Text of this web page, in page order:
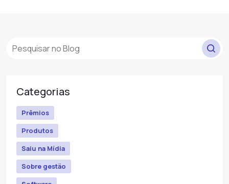
Categorias
Prêmios
Produtos
Saiu na Mídia
Sobre gestão